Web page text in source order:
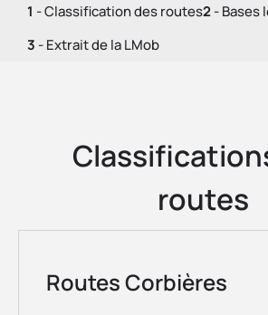
1 - Classification des routes2- Bases
3 - Extrait de la LMob
routes
Routes Corbières